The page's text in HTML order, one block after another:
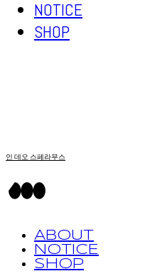
NOTICE
SHOP
인 데오 스페라무스
ABOUT
NOTICE
SHOP